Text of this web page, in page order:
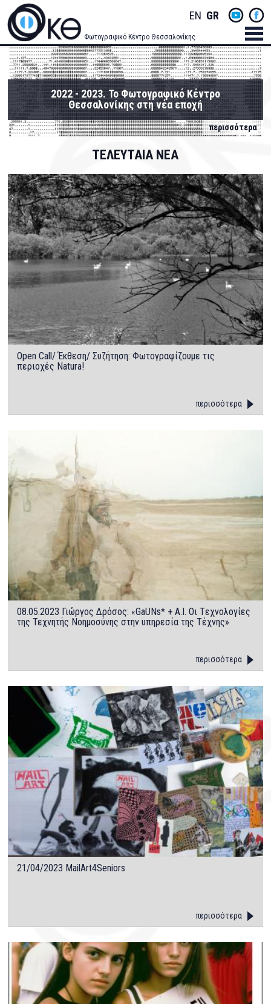
Skip
main
content
Φωτογραφικό Κέντρο Θεσσαλονίκης
Socials
Menu
ENGLISHGREEK
2022 - 2023. Το Φωτογραφικό Κέντρο
Θεσσαλονίκης στη νέα εποχή
περισσότερα
ΤΕΛΕΥΤΑΙΑ ΝΕΑ
Open Call/ Έκθεση/ Συζήτηση: Φωτογραφίζουμε τις
περιοχές Natura!
περισσότερα
08.05.2023 Γιώργος Δρόσος: «GaUNs* + A.I. Οι Tεχνολογίες
της Τεχνητής Νοημοσύνης στην υπηρεσία της Τέχνης»
περισσότερα
21/04/2023 MailArt4Seniors
περισσότερα